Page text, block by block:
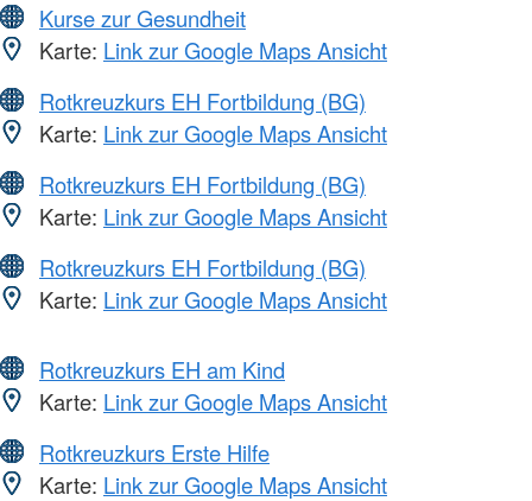
Kurse zur Gesundheit
Karte: Link zur Google Maps Ansicht
Rotkreuzkurs EH Fortbildung (BG)
Karte: Link zur Google Maps Ansicht
Rotkreuzkurs EH Fortbildung (BG)
Karte: Link zur Google Maps Ansicht
Rotkreuzkurs EH Fortbildung (BG)
Karte: Link zur Google Maps Ansicht
Rotkreuzkurs EH am Kind
Karte: Link zur Google Maps Ansicht
Rotkreuzkurs Erste Hilfe
Karte: Link zur Google Maps Ansicht